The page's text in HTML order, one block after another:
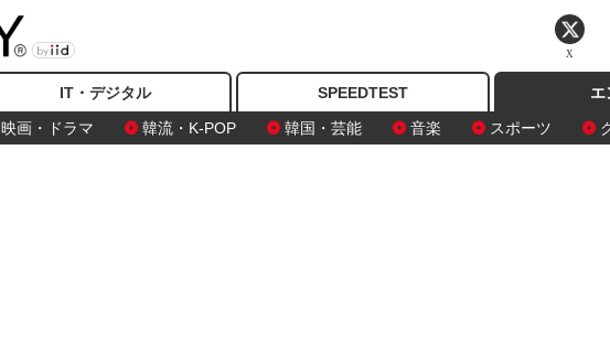
IT・デジタル SPEEDTEST
エ
映画・ドラマ
韓流・K-POP 韓国・芸能 音楽 スポーツ
X